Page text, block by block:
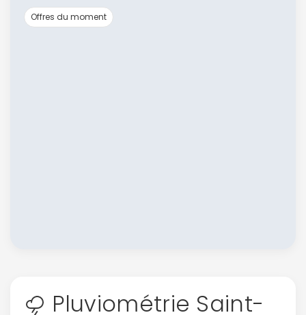
Offres du moment
Pluviométrie Saint-